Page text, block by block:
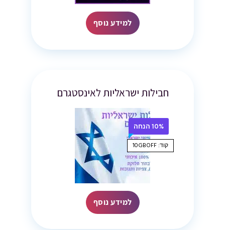
למידע נוסף
חבילות ישראליות לאינסטגרם
10% הנחה
קוד: 10GBOFF
למידע נוסף